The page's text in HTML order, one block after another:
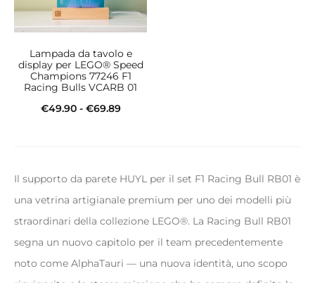
Lampada da tavolo e
display per LEGO® Speed
Champions 77246 F1
Racing Bulls VCARB 01
€49.90 - €69.89Fascia
Il supporto da parete HUYL per il set F1 Racing Bull RB01 è
una vetrina artigianale premium per uno dei modelli più
straordinari della collezione LEGO®. La Racing Bull RB01
segna un nuovo capitolo per il team precedentemente
noto come AlphaTauri — una nuova identità, uno scopo